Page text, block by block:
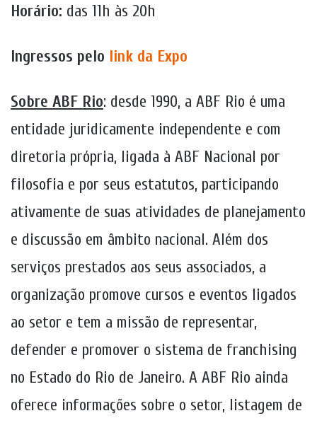
Horário: das 11h às 20h
Ingressos pelo link da Expo
Sobre ABF Rio: desde 1990, a ABF Rio é uma
entidade juridicamente independente e com
diretoria própria, ligada à ABF Nacional por
filosofia e por seus estatutos, participando
ativamente de suas atividades de planejamento
e discussão em âmbito nacional. Além dos
serviços prestados aos seus associados, a
organização promove cursos e eventos ligados
ao setor e tem a missão de representar,
defender e promover o sistema de franchising
no Estado do Rio de Janeiro. A ABF Rio ainda
oferece informações sobre o setor, listagem de